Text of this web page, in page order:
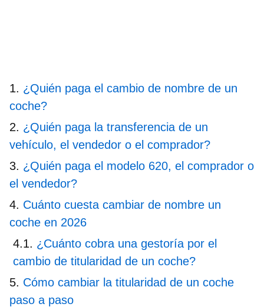
¿Quién paga el cambio de nombre de un
coche?
¿Quién paga la transferencia de un
vehículo, el vendedor o el comprador?
¿Quién paga el modelo 620, el comprador o
el vendedor?
Cuánto cuesta cambiar de nombre un
coche en 2026
¿Cuánto cobra una gestoría por el
cambio de titularidad de un coche?
Cómo cambiar la titularidad de un coche
paso a paso